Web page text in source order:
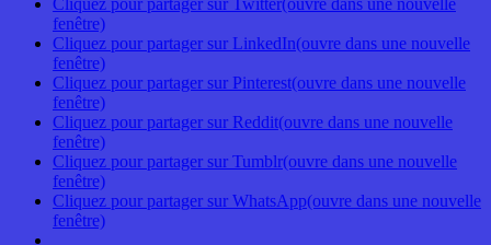
fenêtre)
Cliquez pour partager sur LinkedIn(ouvre dans une nouvelle
fenêtre)
Cliquez pour partager sur Pinterest(ouvre dans une nouvelle
fenêtre)
Cliquez pour partager sur Reddit(ouvre dans une nouvelle
fenêtre)
Cliquez pour partager sur Tumblr(ouvre dans une nouvelle
fenêtre)
Cliquez pour partager sur WhatsApp(ouvre dans une nouvelle
fenêtre)